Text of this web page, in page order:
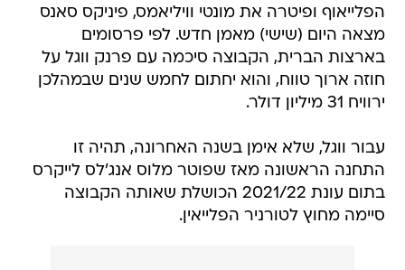
הפלייאוף ופיטרה את מונטי וויליאמס, פיניקס סאנס
מצאה היום (שישי) מאמן חדש. לפי פרסומים
בארצות הברית, הקבוצה סיכמה עם פרנק ווגל על
חוזה ארוך טווח, והוא יחתום לחמש שנים שבמהלכן
ירוויח 31 מיליון דולר.
עבור ווגל, שלא אימן בשנה האחרונה, תהיה זו
התחנה הראשונה מאז שפוטר מלוס אנג'לס לייקרס
בתום עונת 2021/22 הכושלת שאותה הקבוצה
סיימה מחוץ לטורניר הפלייאין.